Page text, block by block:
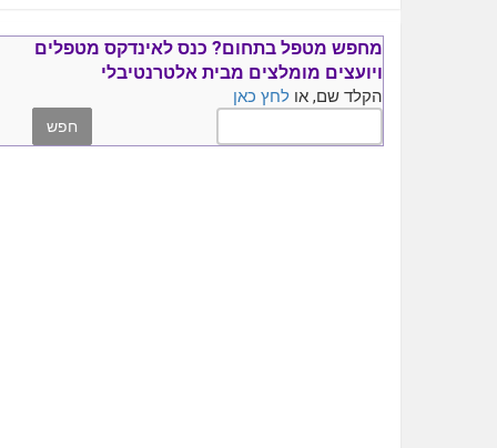
מחפש מטפל בתחום? כנס לאינדקס מטפלים
ויועצים מומלצים מבית אלטרנטיבלי
הקלד שם, או לחץ כאן